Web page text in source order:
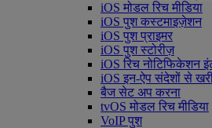
iOS मोडल रिच मीडिया
iOS पुश कस्टमाइज़ेशन
iOS पुश प्राइमर
iOS पुश स्टोरीज़
iOS रिच नोटिफिकेशन
iOS इन-ऐप संदेशों से
बैज सेट अप करना
tvOS मोडल रिच मीडिया
VoIP पुश